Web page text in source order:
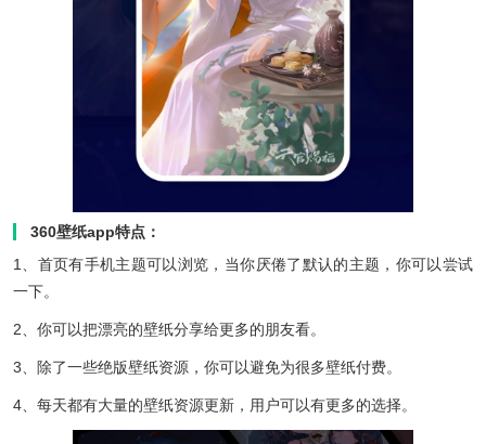
360壁纸app特点：
1、首页有手机主题可以浏览，当你厌倦了默认的主题，你可以尝试
一下。
2、你可以把漂亮的壁纸分享给更多的朋友看。
3、除了一些绝版壁纸资源，你可以避免为很多壁纸付费。
4、每天都有大量的壁纸资源更新，用户可以有更多的选择。